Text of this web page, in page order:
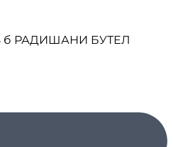
б РАДИШАНИ БУТЕЛ